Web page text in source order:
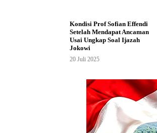
Kondisi Prof Sofian Effendi
Setelah Mendapat Ancaman
Usai Ungkap Soal Ijazah
Jokowi
20 Juli 2025